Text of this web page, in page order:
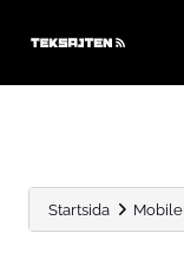
Startsida